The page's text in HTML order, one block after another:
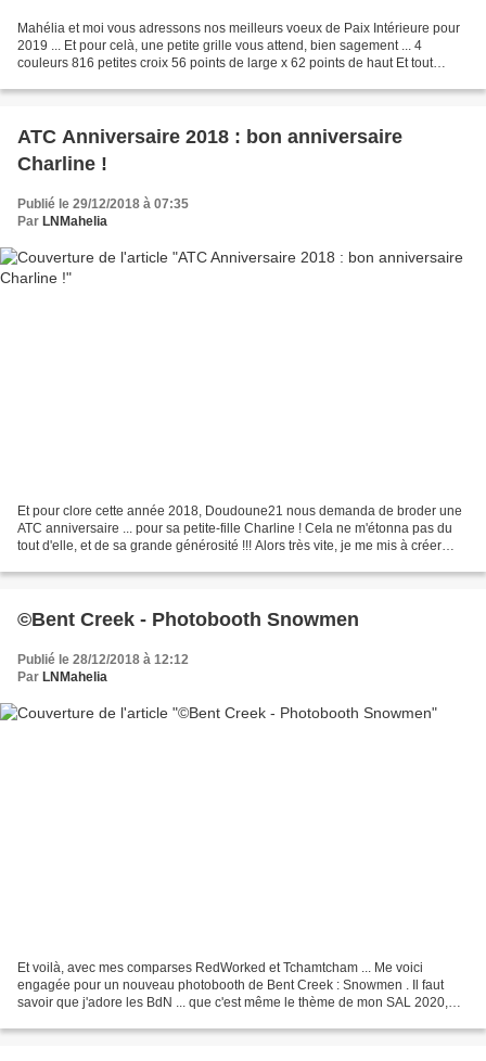
Mahélia et moi vous adressons nos meilleurs voeux de Paix Intérieure pour
2019 ... Et pour celà, une petite grille vous attend, bien sagement ... 4
couleurs 816 petites croix 56 points de large x 62 points de haut Et tout
ATC Anniversaire 2018 : bon anniversaire
Charline !
Publié le 29/12/2018 à 07:35
Par LNMahelia
Et pour clore cette année 2018, Doudoune21 nous demanda de broder une
ATC anniversaire ... pour sa petite-fille Charline ! Cela ne m'étonna pas du
tout d'elle, et de sa grande générosité !!! Alors très vite, je me mis à créer
©Bent Creek - Photobooth Snowmen
Publié le 28/12/2018 à 12:12
Par LNMahelia
Et voilà, avec mes comparses RedWorked et Tchamtcham ... Me voici
engagée pour un nouveau photobooth de Bent Creek : Snowmen . Il faut
savoir que j'adore les BdN ... que c'est même le thème de mon SAL 2020,